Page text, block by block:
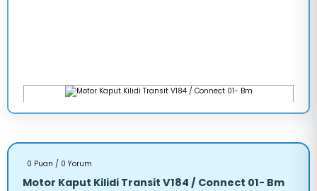
0 Puan / 0 Yorum
Motor Kaput Kilidi Transit V184 / Connect 01- Bm